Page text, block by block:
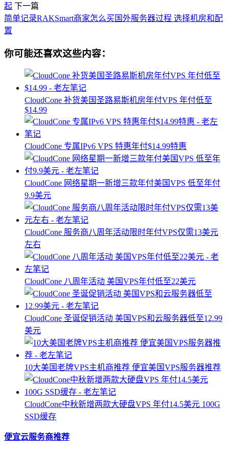
起 下一篇
简单记录RAKSmart商家怎么买国外服务器过程 选择机房和配
置
你可能还喜欢这些内容：
CloudCone 补货美国圣路易斯机房年付VPS 年付低至
$14.99
CloudCone 专属IPv6 VPS 特惠年付$14.99特惠
CloudCone 网络星期一新增三款年付美国VPS 低至年付
9.9美元
CloudCone 服务商八周年活动限时年付VPS仅需13美元
左右
CloudCone 八周年活动 美国VPS年付低至22美元
CloudCone 圣诞促销活动 美国VPS和云服务器低至12.99
美元
10大美国老牌VPS主机商推荐 便宜美国VPS服务器推荐
CloudCone中秋新增两款大硬盘VPS 年付14.5美元 100G
SSD缓存
便宜云服务商推荐